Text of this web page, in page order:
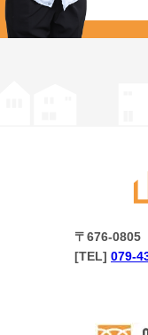
〒676-0805
[TEL] 079-